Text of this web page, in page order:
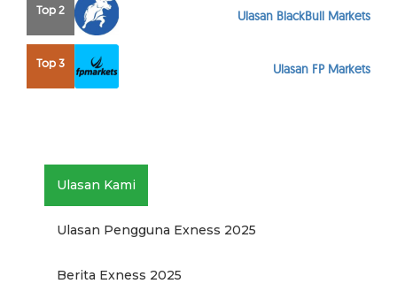
Top 2 Ulasan BlackBull Markets
Top 3 Ulasan FP Markets
Ulasan Kami
Ulasan Pengguna Exness 2025
Berita Exness 2025